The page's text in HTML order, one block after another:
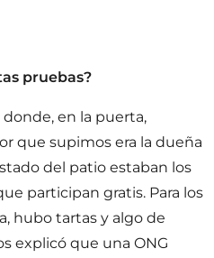
pruebas?
en la puerta,
que supimos era la dueña
del patio estaban los
participan gratis. Para los
hubo tartas y algo de
explicó que una ONG